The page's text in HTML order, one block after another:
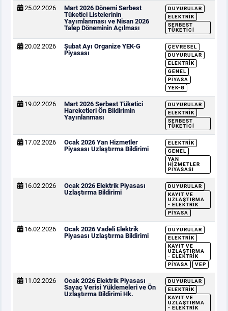
25.02.2026
Mart 2026 Dönemi Serbest
Tüketici Listelerinin
Yayımlanması ve Nisan 2026
Talep Döneminin Açılması
DUYURULAR
ELEKTRIK
SERBEST
TÜKETICI
20.02.2026
Şubat Ayı Organize YEK-G
Piyasası
ÇEVRESEL
DUYURULAR
ELEKTRIK
GENEL
PIYASA
YEK-G
19.02.2026
Mart 2026 Serbest Tüketici
Hareketleri Ön Bildirimin
Yayınlanması
DUYURULAR
ELEKTRIK
SERBEST
TÜKETICI
17.02.2026
Ocak 2026 Yan Hizmetler
Piyasası Uzlaştırma Bildirimi
ELEKTRIK
GENEL
YAN
HIZMETLER
PIYASASI
16.02.2026
Ocak 2026 Elektrik Piyasası
Uzlaştırma Bildirimi
DUYURULAR
KAYIT VE
UZLAŞTIRMA
- ELEKTRIK
PIYASA
16.02.2026
Ocak 2026 Vadeli Elektrik
Piyasası Uzlaştırma Bildirimi
DUYURULAR
ELEKTRIK
KAYIT VE
UZLAŞTIRMA
- ELEKTRIK
PIYASA
VEP
11.02.2026
Ocak 2026 Elektrik Piyasası
Sayaç Verisi Yüklemeleri ve Ön
Uzlaştırma Bildirimi Hk.
DUYURULAR
ELEKTRIK
KAYIT VE
UZLAŞTIRMA
- ELEKTRIK